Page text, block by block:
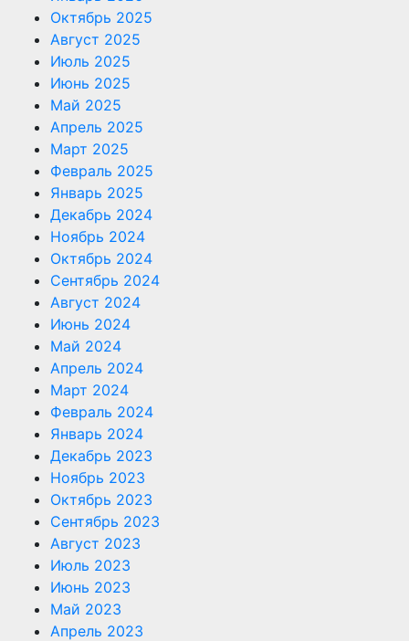
Октябрь 2025
Август 2025
Июль 2025
Июнь 2025
Май 2025
Апрель 2025
Март 2025
Февраль 2025
Январь 2025
Декабрь 2024
Ноябрь 2024
Октябрь 2024
Сентябрь 2024
Август 2024
Июнь 2024
Май 2024
Апрель 2024
Март 2024
Февраль 2024
Январь 2024
Декабрь 2023
Ноябрь 2023
Октябрь 2023
Сентябрь 2023
Август 2023
Июль 2023
Июнь 2023
Май 2023
Апрель 2023